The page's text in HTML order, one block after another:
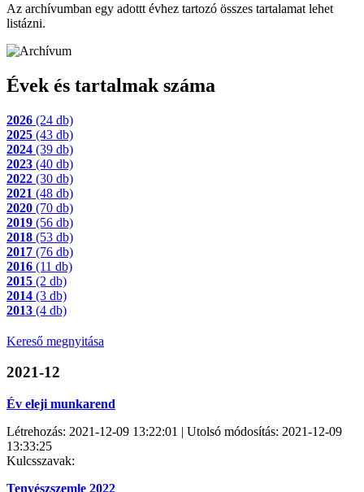
Az archívumban egy adottt évhez tartozó összes tartalamat lehet
listázni.
Évek és tartalmak száma
2026 (24 db)
2025 (43 db)
2024 (39 db)
2023 (40 db)
2022 (30 db)
2021 (48 db)
2020 (70 db)
2019 (56 db)
2018 (53 db)
2017 (76 db)
2016 (11 db)
2015 (2 db)
2014 (3 db)
2013 (4 db)
Kereső megnyitása
2021-12
Év eleji munkarend
Létrehozás: 2021-12-09 13:22:01 | Utolsó módosítás: 2021-12-09
13:33:25
Kulcsszavak:
Tenyészszemle 2022